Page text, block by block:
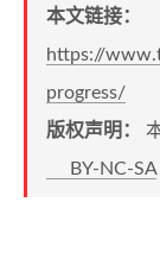
本文链接：
https://
progress/
版权声明：
BY-NC-SA